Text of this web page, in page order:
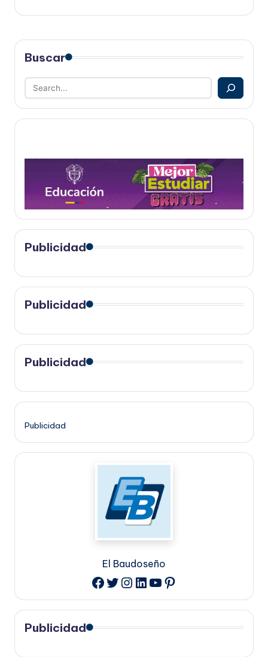
Buscar
Publicidad
Publicidad
Publicidad
Publicidad
El Baudoseño
Facebook
Twitter
Instagram
LinkedIn
YouTube
Pinterest
Publicidad